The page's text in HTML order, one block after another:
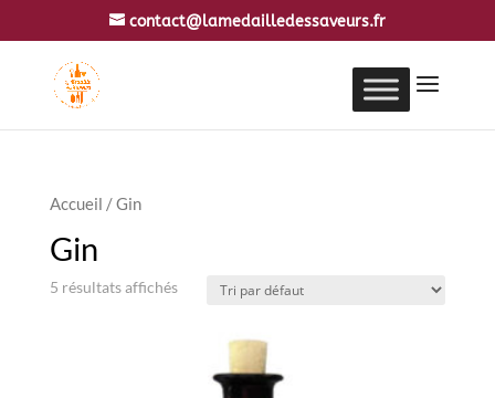
contact@lamedailledessaveurs.fr
Accueil / Gin
Gin
5 résultats affichés